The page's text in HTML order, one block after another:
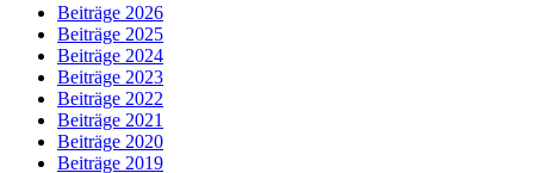
Beiträge 2026
Beiträge 2025
Beiträge 2024
Beiträge 2023
Beiträge 2022
Beiträge 2021
Beiträge 2020
Beiträge 2019